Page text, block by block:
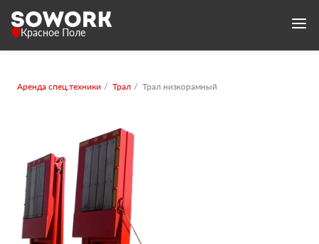
Красное Поле
Аренда спец.техники Трал Трал низкорамный